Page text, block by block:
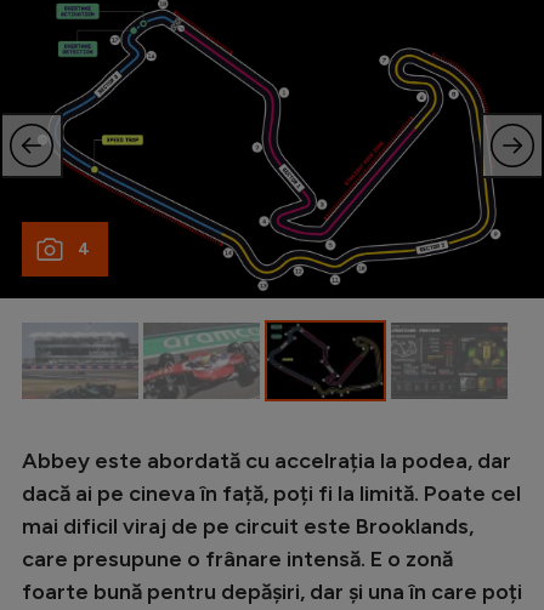
4
Abbey este abordată cu accelrația la podea, dar
dacă ai pe cineva în față, poți fi la limită. Poate cel
mai dificil viraj de pe circuit este Brooklands,
care presupune o frânare intensă. E o zonă
foarte bună pentru depășiri, dar și una în care poți